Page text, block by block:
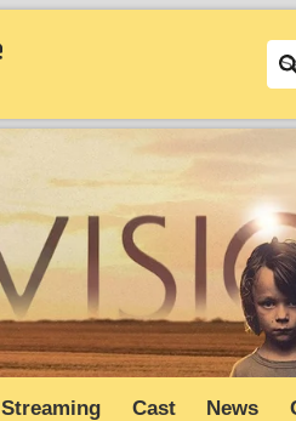
Streaming Cast News